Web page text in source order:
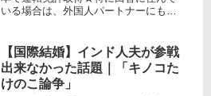
いる場合は、外国人パートナーにも運
で必要にもなってくる地域もあるでし
ょう。でもやっぱり、日本語読み書き
不...
【国際結婚】インド人夫が参戦
出来なかった話題｜「キノコた
けのこ論争」